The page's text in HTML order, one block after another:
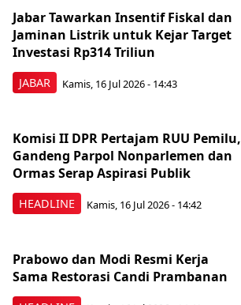
JABAR
Jabar Tawarkan Insentif Fiskal dan
Jaminan Listrik untuk Kejar Target
Investasi Rp314 Triliun
Kamis, 16 Jul 2026 - 14:43
HEADLINE
Komisi II DPR Pertajam RUU Pemilu,
Gandeng Parpol Nonparlemen dan
Ormas Serap Aspirasi Publik
Kamis, 16 Jul 2026 - 14:42
Prabowo dan Modi Resmi Kerja
Sama Restorasi Candi Prambanan